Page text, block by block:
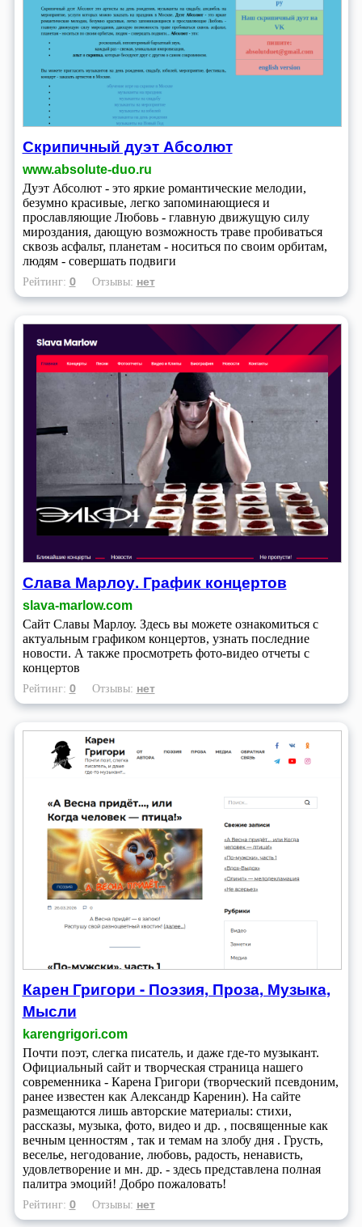
Скрипичный дуэт Абсолют
www.absolute-duo.ru
Дуэт Абсолют - это яркие романтические мелодии,
безумно красивые, легко запоминающиеся и
прославляющие Любовь - главную движущую силу
мироздания, дающую возможность траве пробиваться
сквозь асфальт, планетам - носиться по своим орбитам,
людям - совершать подвиги
Рейтинг: 0 Отзывы: нет
Слава Марлоу. График концертов
slava-marlow.com
Сайт Славы Марлоу. Здесь вы можете ознакомиться с
актуальным графиком концертов, узнать последние
новости. А также просмотреть фото-видео отчеты с
концертов
Рейтинг: 0 Отзывы: нет
Карен Григори - Поэзия, Проза, Музыка,
Мысли
karengrigori.com
Почти поэт, слегка писатель, и даже где-то музыкант.
Официальный сайт и творческая страница нашего
современника - Карена Григори (творческий псевдоним,
ранее известен как Александр Каренин). На сайте
размещаются лишь авторские материалы: стихи,
рассказы, музыка, фото, видео и др. , посвященные как
вечным ценностям , так и темам на злобу дня . Грусть,
веселье, негодование, любовь, радость, ненависть,
удовлетворение и мн. др. - здесь представлена полная
палитра эмоций! Добро пожаловать!
Рейтинг: 0 Отзывы: нет